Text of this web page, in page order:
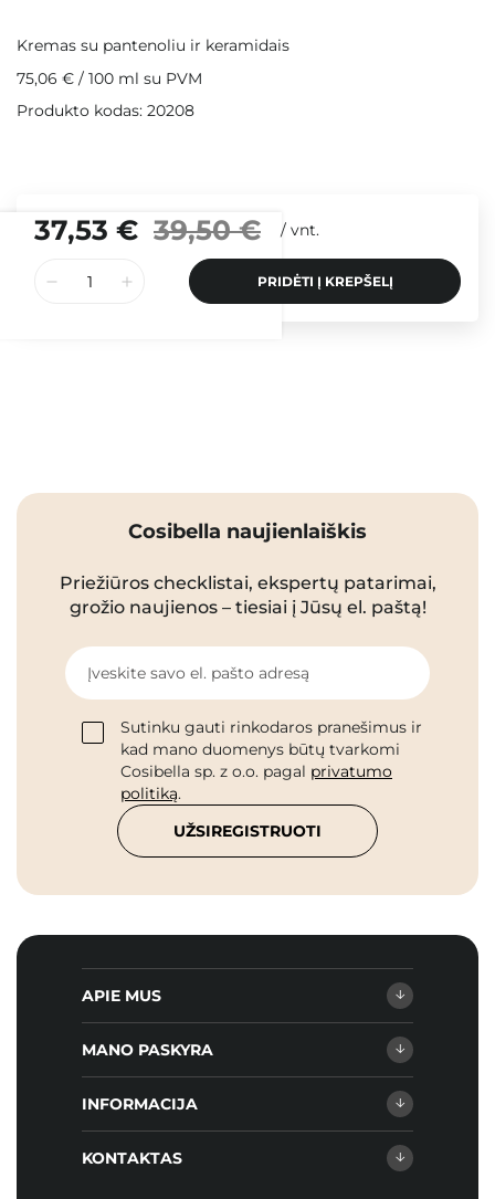
37,53 € 39,50 € / vnt.
PRIDĖTI Į KREPŠELĮ
Kremas su pantenoliu ir keramidais
75,06 € / 100 ml su PVM
Produkto kodas: 20208
Cosibella naujienlaiškis
Priežiūros checklistai, ekspertų patarimai,
grožio naujienos – tiesiai į Jūsų el. paštą!
Įveskite savo el. pašto adresą
Sutinku gauti rinkodaros pranešimus ir
kad mano duomenys būtų tvarkomi
Cosibella sp. z o.o. pagal privatumo
politiką.
UŽSIREGISTRUOTI
APIE MUS
MANO PASKYRA
INFORMACIJA
KONTAKTAS